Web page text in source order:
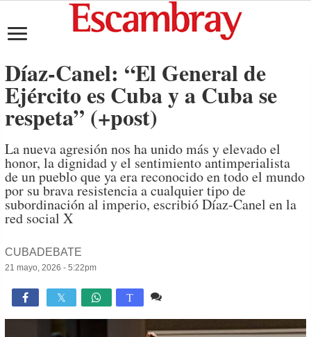
Díaz-Canel: “El General de
Ejército es Cuba y a Cuba se
respeta” (+post)
La nueva agresión nos ha unido más y elevado el
honor, la dignidad y el sentimiento antimperialista
de un pueblo que ya era reconocido en todo el mundo
por su brava resistencia a cualquier tipo de
subordinación al imperio, escribió Díaz-Canel en la
red social X
CUBADEBATE
21 mayo, 2026 - 5:22pm
 T